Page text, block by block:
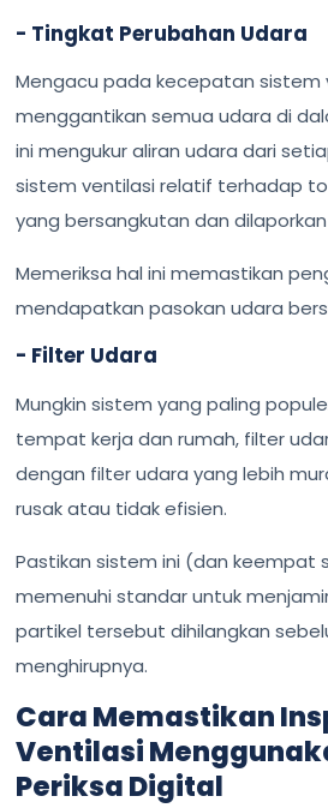
- Tingkat Perubahan Udara
Mengacu pada kecepatan sistem
menggantikan semua udara di
ini mengukur aliran udara dari
sistem ventilasi relatif terhadap
yang bersangkutan dan
Memeriksa hal ini memastikan
mendapatkan pasokan udara
- Filter Udara
Mungkin sistem yang paling
tempat kerja dan rumah, filter
dengan filter udara yang lebih
rusak atau tidak efisien.
Pastikan sistem ini (dan keempat
memenuhi standar untuk
partikel tersebut dihilangkan
menghirupnya.
Cara Memastikan
Ventilasi
Periksa Digital